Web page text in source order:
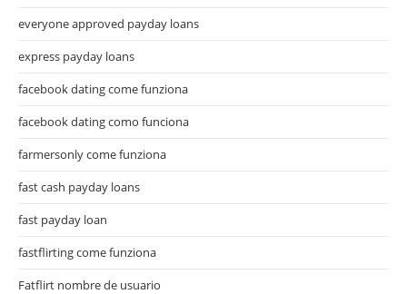
everyone approved payday loans
express payday loans
facebook dating come funziona
facebook dating como funciona
farmersonly come funziona
fast cash payday loans
fast payday loan
fastflirting come funziona
Fatflirt nombre de usuario